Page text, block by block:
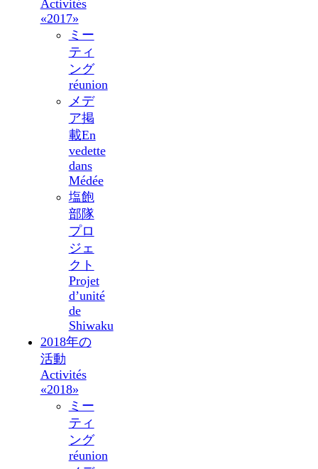
Activités
«2017»
ミー
ティ
ング
réunion
メデ
ア掲
載En
vedette
dans
Médée
塩飽
部隊
プロ
ジェ
クト
Projet
d’unité
de
Shiwaku
2018年の
活動
Activités
«2018»
ミー
ティ
ング
réunion